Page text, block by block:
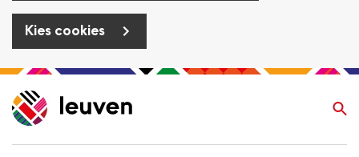
Kies cookies
Overslaan
en
naar